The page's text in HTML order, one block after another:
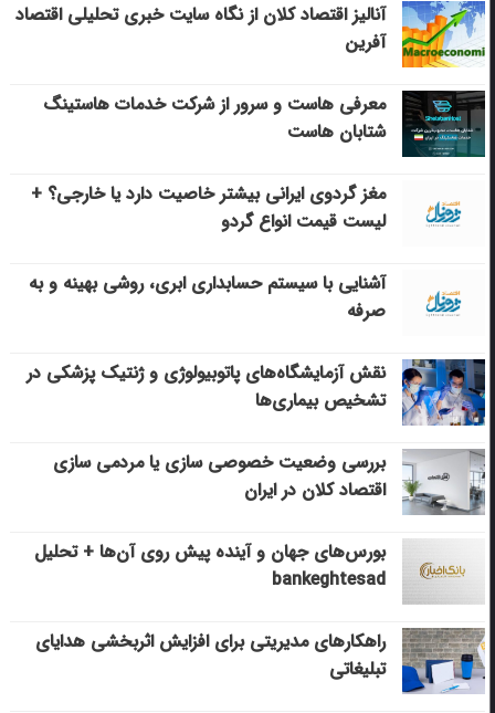
آنالیز اقتصاد کلان از نگاه سایت خبری تحلیلی اقتصاد
آفرین
معرفی هاست و سرور از شرکت خدمات هاستینگ
شتابان هاست
مغز گردوی ایرانی بیشتر خاصیت دارد یا خارجی؟ +
لیست قیمت انواع گردو
آشنایی با سیستم حسابداری ابری، روشی بهینه و به
صرفه
نقش آزمایشگاه‌های پاتوبیولوژی و ژنتیک پزشکی در
تشخیص بیماری‌ها
بررسی وضعیت خصوصی سازی یا مردمی سازی
اقتصاد کلان در ایران
بورس‌های جهان و آینده پیش روی آن‌ها + تحلیل
bankeghtesad
راهکارهای مدیریتی برای افزایش اثربخشی هدایای
تبلیغاتی